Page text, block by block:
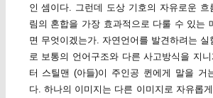
인 셈이다. 그런데 도상 기호의 자유로운 흐
림의 혼합을 가장 효과적으로 다룰 수 있는
면 무엇이겠는가. 자연언어를 발견하려는 실
로 보통의 언어구조와 다른 사고방식을 지
터 스틸맨 (아들)이 주인공 퀸에게 말을 거
다. 하나의 이미지는 다른 이미지로 자유롭